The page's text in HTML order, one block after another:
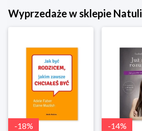
Wyprzedaże w sklepie Natuli
-18% -14%